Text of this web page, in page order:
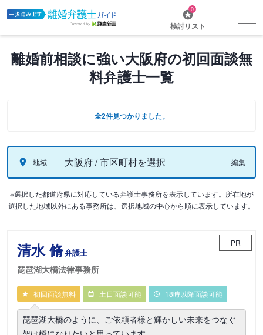
0
検討リスト
離婚前相談に強い大阪府の初回面談無
料弁護士一覧
全2件見つかりました。
地域 大阪府 / 市区町村を選択 編集
※選択した都道府県に対応している弁護士事務所を表示しています。所在地が
選択した地域以外にある事務所は、選択地域の中心から順に表示しています。
清水 脩弁護士
琵琶湖大橋法律事務所
PR
初回面談無料 土日面談可能 18時以降面談可能
琵琶湖大橋のように、ご依頼者様と輝かしい未来をつなぐ